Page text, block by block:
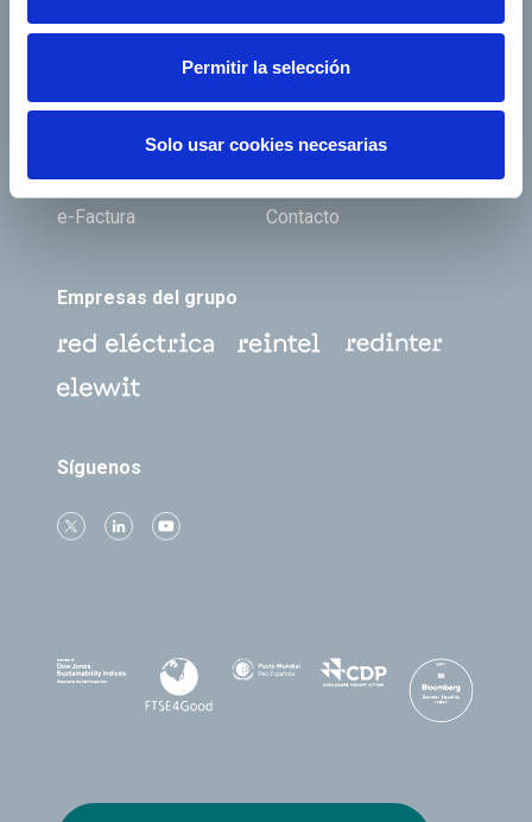
Permitir la selección
Solo usar cookies necesarias
Accionistas e inversores Gobierno corporativo
Junta de Accionistas
Proveedores
e-Factura
Contacto
Empresas del grupo
Síguenos